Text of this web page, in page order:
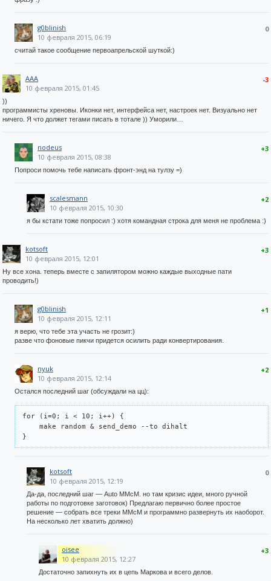
0
g0blinish
10 февраля 2015, 06:19
считай такое сообщение первоапрельской шуткой:)
-3
AAA
10 февраля 2015, 01:45
))
программисты хреновы. Иконки нет, интерфейса нет, настроек нет. Визуально нет
ничего. Я что должет тегами писать в тотале )) Уморили…
+3
nodeus
10 февраля 2015, 08:38
Попроси помочь тебе написать фронт-энд на тулзу =)
+2
scalesmann
10 февраля 2015, 10:30
я бы кстати тоже попросил :) хотя командная строка для меня не проблема :)
+3
kotsoft
10 февраля 2015, 12:01
Ну все хона. теперь вместе с запилятором можно каждые выходные пати
проводить!)
+1
g0blinish
10 февраля 2015, 12:11
я верю, что тебе эта участь не грозит:)
разве что фоновые пикчи придется осилить ради конвертирования.
+2
nyuk
10 февраля 2015, 12:14
Остался последний шаг (обсуждали на цц):
for (i=0; i < 10; i++) {
    make random & send_demo --to dihalt
}
0
kotsoft
10 февраля 2015, 12:19
Да-да, последний шаг — Auto MMcM. но там кризис идеи, много ручной
работы по подготовке заготовок) Предлагаю первично более простое
решение — собрать все треки MMcM и программно развернуть их наоборот.
На несколько лет хватить должно)
+3
oisee
10 февраля 2015, 12:27
Достаточно запихнуть их в цепь Маркова и всего делов.